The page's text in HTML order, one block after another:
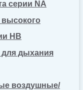
серии NA
HB
дыхания
воздушные/